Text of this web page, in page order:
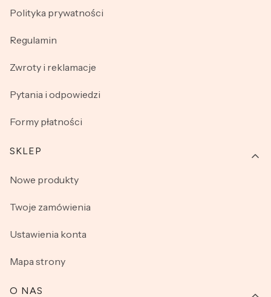
Polityka prywatności
Regulamin
Zwroty i reklamacje
Pytania i odpowiedzi
Formy płatności
SKLEP
Nowe produkty
Twoje zamówienia
Ustawienia konta
Mapa strony
O NAS